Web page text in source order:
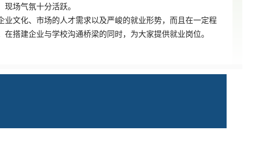
场气氛十分活跃。
文化、市场的人才需求以及严峻的就业形势，而且在一定程
搭建企业与学校沟通桥梁的同时，为大家提供就业岗位。